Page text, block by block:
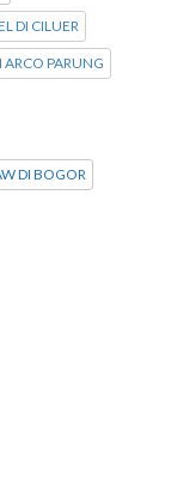
DI CILUER
ARCO PARUNG
DI BOGOR